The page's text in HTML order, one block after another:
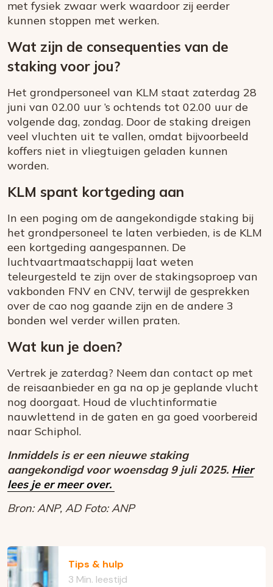
met fysiek zwaar werk waardoor zij eerder
kunnen stoppen met werken.
Wat zijn de consequenties van de
staking voor jou?
Het grondpersoneel van KLM staat zaterdag 28
juni van 02.00 uur ’s ochtends tot 02.00 uur de
volgende dag, zondag. Door de staking dreigen
veel vluchten uit te vallen, omdat bijvoorbeeld
koffers niet in vliegtuigen geladen kunnen
worden.
KLM spant kortgeding aan
In een poging om de aangekondigde staking bij
het grondpersoneel te laten verbieden, is de KLM
een kortgeding aangespannen. De
luchtvaartmaatschappij laat weten
teleurgesteld te zijn over de stakingsoproep van
vakbonden FNV en CNV, terwijl de gesprekken
over de cao nog gaande zijn en de andere 3
bonden wel verder willen praten.
Wat kun je doen?
Vertrek je zaterdag? Neem dan contact op met
de reisaanbieder en ga na op je geplande vlucht
nog doorgaat. Houd de vluchtinformatie
nauwlettend in de gaten en ga goed voorbereid
naar Schiphol.
Inmiddels is er een nieuwe staking
aangekondigd voor woensdag 9 juli 2025. Hier
lees je er meer over.
Bron: ANP, AD Foto: ANP
Tips & hulp
3 Min. leestijd